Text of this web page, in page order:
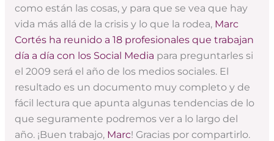
como están las cosas, y para que se vea que hay
vida más allá de la crisis y lo que la rodea, Marc
Cortés ha reunido a 18 profesionales que trabajan
día a día con los Social Media para preguntarles si
el 2009 será el año de los medios sociales. El
resultado es un documento muy completo y de
fácil lectura que apunta algunas tendencias de lo
que seguramente podremos ver a lo largo del
año. ¡Buen trabajo, Marc! Gracias por compartirlo.